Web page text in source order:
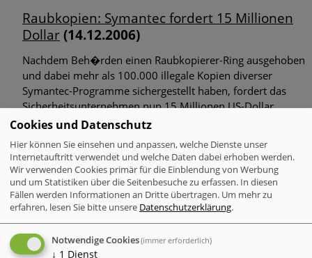
Raubkopien: Symantec fordert 15 Millionen
Dollar(14.12.2006)
Nachdem Beh�rden einen Raubkopierer-Ring ausgehoben
und dabei mehr als 100.000 illegale Kopien diverser
Symantec-Programme sichergestellt haben, fordert das
Sicherheitsunternehmen nun 15 Millionen US-Dollar
Schadenersatz von den Software-Piraten.
Word: Dritte ungepatchte L�cke(14.12.2006)
Die dritte Sicherheitsl�cke innerhalb von nur zehn Tagen
in der weit verbreiteten Textverarbeitung Microsoft Word
aufgetreten sein. Experten sind sich jedoch noch uneins, ob
die neue L�cke nicht doch den bereits bekannten
zuzurechnen ist.mehr
Cookies und Datenschutz
Hier können Sie einsehen und anpassen, welche Dienste unser
Internetauftritt verwendet und welche Daten dabei erhoben werden.
Wir verwenden Cookies primär für die Einblendung von Werbung
und um Statistiken über die Seitenbesuche zu erfassen. In diesen
Fällen werden Informationen an Dritte übertragen. Um mehr zu
erfahren, lesen Sie bitte unsere Datenschutzerklärung.
Notwendige Cookies(immer erforderlich)
↓ 1 Dienst